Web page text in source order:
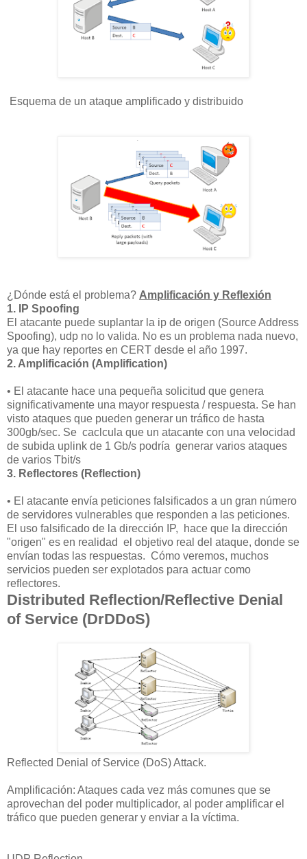
Esquema de un ataque amplificado y distribuido
¿Dónde está el problema? Amplificación y Reflexión
1. IP Spoofing
El atacante puede suplantar la ip de origen (Source Address
Spoofing), udp no lo valida. No es un problema nada nuevo,
ya que hay reportes en CERT desde el año 1997.
2. Amplificación (Amplification)
• El atacante hace una pequeña solicitud que genera
significativamente una mayor respuesta / respuesta. Se han
visto ataques que pueden generar un tráfico de hasta
300gb/sec. Se caclcula que un atacante con una velocidad
de subida uplink de 1 Gb/s podría generar varios ataques
de varios Tbit/s
3. Reflectores (Reflection)
• El atacante envía peticiones falsificados a un gran número
de servidores vulnerables que responden a las peticiones.
El uso falsificado de la dirección IP,
hace que la dirección
"origen" es en realidad el objetivo real del ataque, donde se
envían todas las respuestas. Cómo veremos, muchos
servicios pueden ser explotados para actuar como
reflectores.
Distributed Reflection/Reflective Denial
of Service (DrDDoS)
Reflected Denial of Service (DoS) Attack.
Amplificación: Ataques cada vez más comunes que se
aprovechan del poder multiplicador, al poder amplificar el
tráfico que pueden generar y enviar a la víctima.